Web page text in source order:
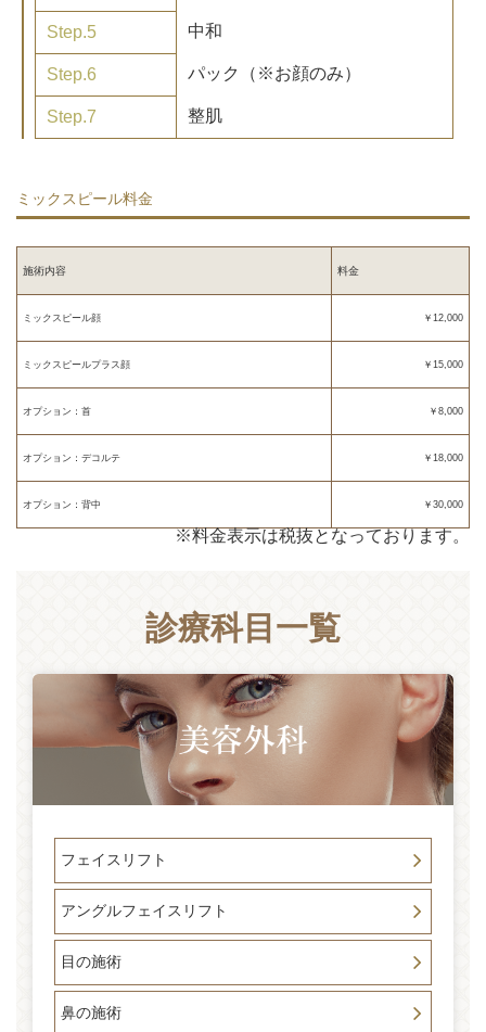
Step.5 中和
Step.6 パック（※お顔のみ）
Step.7 整肌
ミックスピール料金
施術内容 料金
ミックスピール顔 ￥12,000
ミックスピールプラス顔 ￥15,000
オプション：首 ￥8,000
オプション：デコルテ ￥18,000
オプション：背中 ￥30,000
※料金表示は税抜となっております。
診療科目一覧
フェイスリフト
アングルフェイスリフト
目の施術
鼻の施術